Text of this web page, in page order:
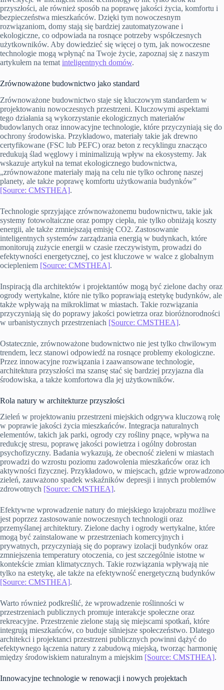
przyszłości, ale również sposób na poprawę jakości życia, komfortu i
bezpieczeństwa mieszkańców. Dzięki tym nowoczesnym
rozwiązaniom, domy stają się bardziej zautomatyzowane i
ekologiczne, co odpowiada na rosnące potrzeby współczesnych
użytkowników. Aby dowiedzieć się więcej o tym, jak nowoczesne
technologie mogą wpłynąć na Twoje życie, zapoznaj się z naszym
artykułem na temat inteligentnych domów.
Zrównoważone budownictwo jako standard
Zrównoważone budownictwo staje się kluczowym standardem w
projektowaniu nowoczesnych przestrzeni. Kluczowymi aspektami
tego działania są wykorzystanie ekologicznych materiałów
budowlanych oraz innowacyjne technologie, które przyczyniają się do
ochrony środowiska. Przykładowo, materiały takie jak drewno
certyfikowane (FSC lub PEFC) oraz beton z recyklingu znacząco
redukują ślad węglowy i minimalizują wpływ na ekosystemy. Jak
wskazuje artykuł na temat ekologicznego budownictwa,
„zrównoważone materiały mają na celu nie tylko ochronę naszej
planety, ale także poprawę komfortu użytkowania budynków”
[Source: CMSTHEA].
Technologie sprzyjające zrównoważonemu budownictwu, takie jak
systemy fotowoltaiczne oraz pompy ciepła, nie tylko obniżają koszty
energii, ale także zmniejszają emisję CO2. Zastosowanie
inteligentnych systemów zarządzania energią w budynkach, które
monitorują zużycie energii w czasie rzeczywistym, prowadzi do
efektywności energetycznej, co jest kluczowe w walce z globalnym
ociepleniem [Source: CMSTHEA].
Inspiracją dla architektów i projektantów mogą być zielone dachy oraz
ogrody wertykalne, które nie tylko poprawiają estetykę budynków, ale
także wpływają na mikroklimat w miastach. Takie rozwiązania
przyczyniają się do poprawy jakości powietrza oraz bioróżnorodności
w urbanistycznych przestrzeniach [Source: CMSTHEA].
Ostatecznie, zrównoważone budownictwo nie jest tylko chwilowym
trendem, lecz stanowi odpowiedź na rosnące problemy ekologiczne.
Przez innowacyjne rozwiązania i zaawansowane technologie,
architektura przyszłości ma szansę stać się bardziej przyjazna dla
środowiska, a także komfortowa dla jej użytkowników.
Rola natury w architekturze przyszłości
Zieleń w projektowaniu przestrzeni miejskich odgrywa kluczową rolę
w poprawie jakości życia mieszkańców. Integracja naturalnych
elementów, takich jak parki, ogrody czy rośliny pnące, wpływa na
redukcję stresu, poprawę jakości powietrza i ogólny dobrostan
psychofizyczny. Badania wykazują, że obecność zieleni w miastach
prowadzi do wzrostu poziomu zadowolenia mieszkańców oraz ich
aktywności fizycznej. Przykładowo, w miejscach, gdzie wprowadzono
zieleń, zauważono spadek wskaźników depresji i innych problemów
zdrowotnych [Source: CMSTHEA].
Efektywne wprowadzenie natury do miejskiego krajobrazu możliwe
jest poprzez zastosowanie nowoczesnych technologii oraz
przemyślanej architektury. Zielone dachy i ogrody wertykalne, które
mogą być zainstalowane w przestrzeniach komercyjnych i
prywatnych, przyczyniają się do poprawy izolacji budynków oraz
zmniejszenia temperatury otoczenia, co jest szczególnie istotne w
kontekście zmian klimatycznych. Takie rozwiązania wpływają nie
tylko na estetykę, ale także na efektywność energetyczną budynków
[Source: CMSTHEA].
Warto również podkreślić, że wprowadzenie roślinności w
przestrzeniach publicznych promuje interakcje społeczne oraz
rekreacyjne. Przestrzenie zielone stają się miejscami spotkań, które
integrują mieszkańców, co buduje silniejsze społeczeństwo. Dlatego
architekci i projektanci przestrzeni publicznych powinni dążyć do
efektywnego łączenia natury z zabudową miejską, tworząc harmonię
między środowiskiem naturalnym a miejskim [Source: CMSTHEA].
Innowacyjne technologie w renowacji i nowych projektach